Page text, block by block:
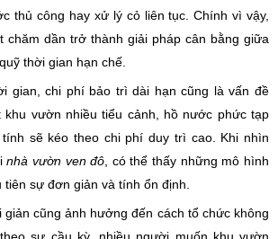
thủ công hay xử lý cỏ liên tục. Chính vì vậy,
chăm dần trở thành giải pháp cân bằng giữa
thời gian hạn chế.
gian, chi phí bảo trì dài hạn cũng là vấn đề
khu vườn nhiều tiểu cảnh, hồ nước phức tạp
sẽ kéo theo chi phí duy trì cao. Khi nhìn
nhà vườn ven đô , có thể thấy những mô hình
sự đơn giản và tính ổn định.
giản cũng ảnh hưởng đến cách tổ chức không